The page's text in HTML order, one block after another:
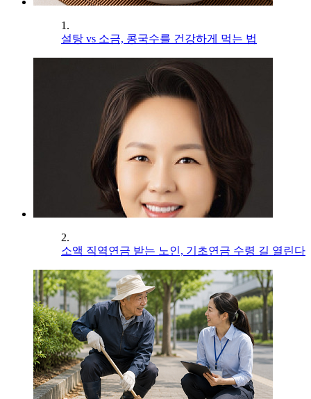
1.
설탕 vs 소금, 콩국수를 건강하게 먹는 법
2.
소액 직역연금 받는 노인, 기초연금 수령 길 열린다